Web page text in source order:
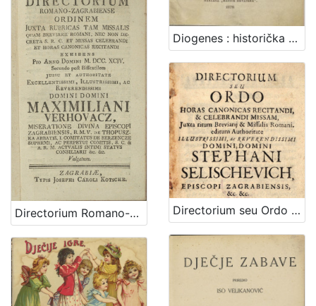
Diogenes : historička pripoviest XVIII. vieka / napisao August Šenoa
Directorium Romano-Zagrabiense ordinem juxta rubricas tam Missalis quam Breviarii Romani, nec non decreta s. r. c. et Missas celebrandi et horas canonicas recitandi : exhibens pro anno Domini M. DCC. XCIV. secundo post Bissextilem / jussu et authoritate ... Maximiliani Verhovacz, miseratione divina episcopi Zagrabiensis, ... Directorium seu Ordo horas canonicas recitandi, & celebrandi Missam, juxta ritum Breviarij & Missalis Romani : In usum ejusdem Dioeceseos, cum propriis Sanctorum Patronorum festis. Pro anno Domini post bissextilem tertio